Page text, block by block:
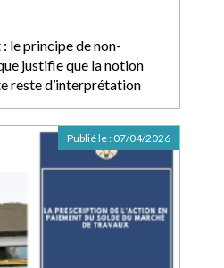
le principe de non-
justifie que la notion
reste d’interprétation
Publié le : 07/04/2026